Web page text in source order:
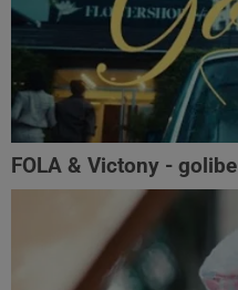
FOLA & Victony - golibe